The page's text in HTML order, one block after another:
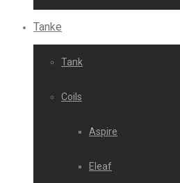
Tanke
Tank
Coils
Aspire
Eleaf